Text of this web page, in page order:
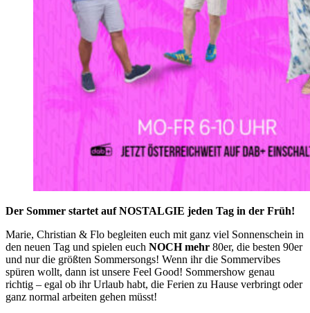
Der Sommer startet auf NOSTALGIE jeden Tag in der Früh!
Marie, Christian & Flo begleiten euch mit ganz viel Sonnenschein in
den neuen Tag und spielen euch NOCH mehr 80er, die besten 90er
und nur die größten Sommersongs! Wenn ihr die Sommervibes
spüren wollt, dann ist unsere Feel Good! Sommershow genau
richtig – egal ob ihr Urlaub habt, die Ferien zu Hause verbringt oder
ganz normal arbeiten gehen müsst!